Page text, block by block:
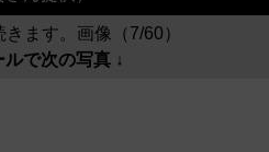
ます。画像（7/60）
ルで次の写真 ↓